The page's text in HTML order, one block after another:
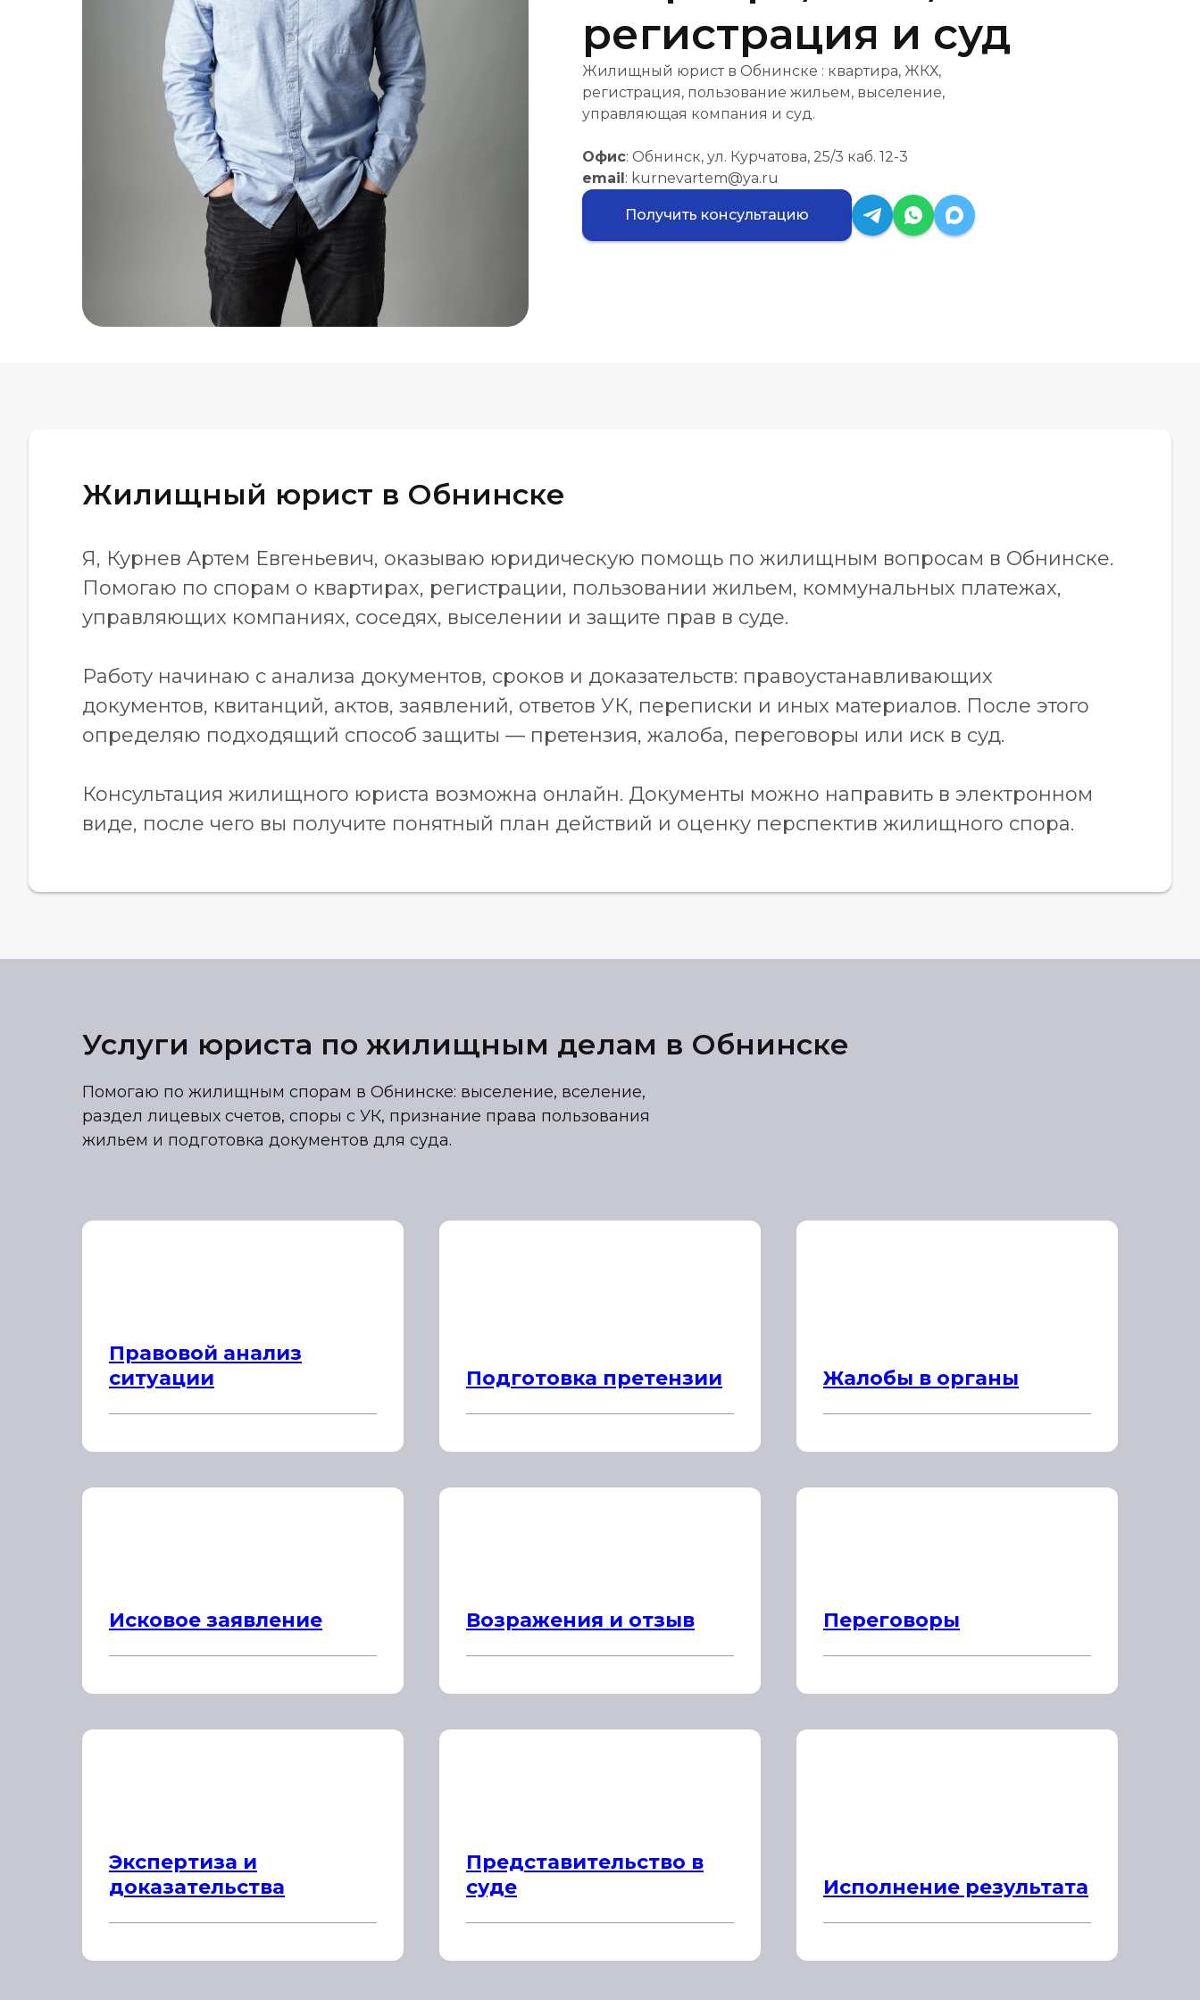
регистрация и суд
Жилищный юрист в Обнинске : квартира, ЖКХ,
регистрация, пользование жильем, выселение,
управляющая компания и суд.
Офис: Обнинск, ул. Курчатова, 25/3 каб. 12-3
email: kurnevartem@ya.ru
Получить консультацию
Жилищный юрист в Обнинске
Я, Курнев Артем Евгеньевич, оказываю юридическую помощь по жилищным вопросам в Обнинске.
Помогаю по спорам о квартирах, регистрации, пользовании жильем, коммунальных платежах,
управляющих компаниях, соседях, выселении и защите прав в суде.
Работу начинаю с анализа документов, сроков и доказательств: правоустанавливающих
документов, квитанций, актов, заявлений, ответов УК, переписки и иных материалов. После этого
определяю подходящий способ защиты — претензия, жалоба, переговоры или иск в суд.
Консультация жилищного юриста возможна онлайн. Документы можно направить в электронном
виде, после чего вы получите понятный план действий и оценку перспектив жилищного спора.
Услуги юриста по жилищным делам в Обнинске
Помогаю по жилищным спорам в Обнинске: выселение, вселение,
раздел лицевых счетов, споры с УК, признание права пользования
жильем и подготовка документов для суда.
Правовой анализ
ситуации
Подготовка претензии Жалобы в органы
Исковое заявление Возражения и отзыв Переговоры
Экспертиза и
доказательства
Представительство в
суде
Исполнение результата